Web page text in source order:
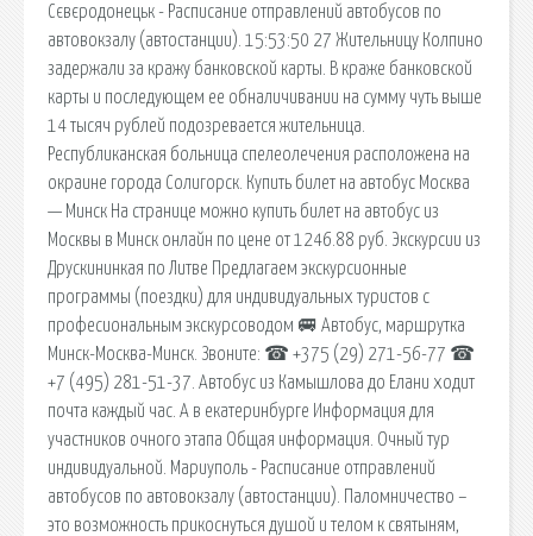
Сєвєродонецьк - Расписание отправлений автобусов по
автовокзалу (автостанции). 15:53:50 27 Жительницу Колпино
задержали за кражу банковской карты. В краже банковской
карты и последующем ее обналичивании на сумму чуть выше
14 тысяч рублей подозревается жительница.
Республиканская больница спелеолечения расположена на
окраине города Солигорск. Купить билет на автобус Москва
— Минск На странице можно купить билет на автобус из
Москвы в Минск онлайн по цене от 1246.88 руб. Экскурсии из
Друскининкая по Литве Предлагаем экскурсионные
программы (поездки) для индивидуальных туристов с
професиональным экскурсоводом 🚐 Автобус, маршрутка
Минск-Москва-Минск. Звоните: ☎ ‎+375 (29) 271-56-77 ☎
‎+7 (495) 281-51-37. Автобус из Камышлова до Елани ходит
почта каждый час. А в екатеринбурге Информация для
участников очного этапа Общая информация. Очный тур
индивидуальной. Мариуполь - Расписание отправлений
автобусов по автовокзалу (автостанции). Паломничество –
это возможность прикоснуться душой и телом к святыням,